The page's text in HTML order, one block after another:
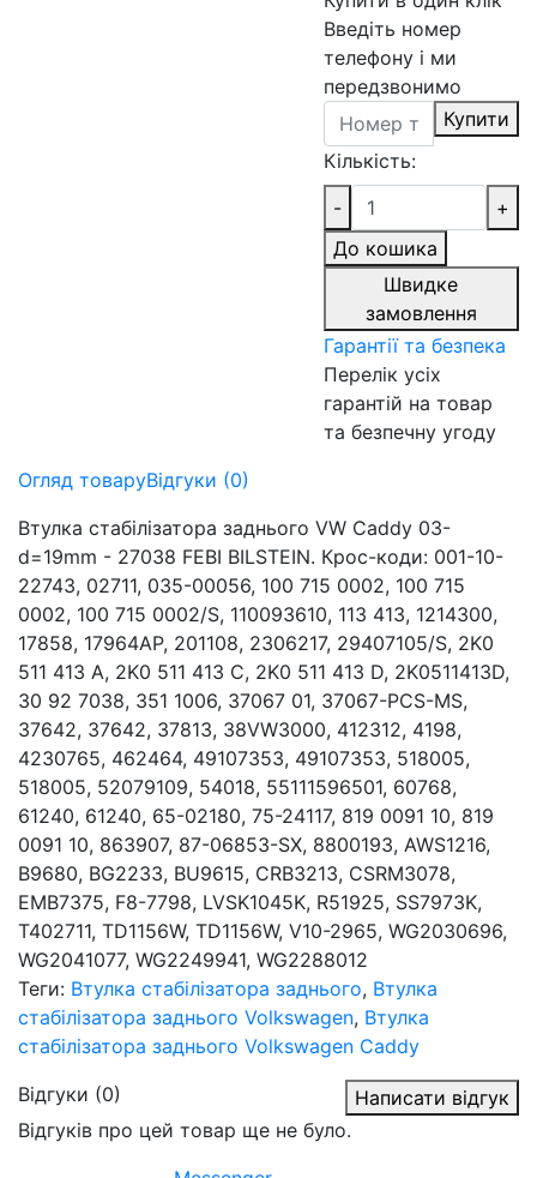
Введіть номер
телефону і ми
передзвонимо
Купити
Кількість:
-
+
До кошика
Швидке
замовлення
Гарантії та безпека
Перелік усіх
гарантій на товар
та безпечну угоду
Огляд товаруВідгуки (0)
Втулка стабілізатора заднього VW Caddy 03-
d=19mm - 27038 FEBI BILSTEIN. Крос-коди: 001-10-
22743, 02711, 035-00056, 100 715 0002, 100 715
0002, 100 715 0002/S, 110093610, 113 413, 1214300,
17858, 17964AP, 201108, 2306217, 29407105/S, 2K0
511 413 A, 2K0 511 413 C, 2K0 511 413 D, 2K0511413D,
30 92 7038, 351 1006, 37067 01, 37067-PCS-MS,
37642, 37642, 37813, 38VW3000, 412312, 4198,
4230765, 462464, 49107353, 49107353, 518005,
518005, 52079109, 54018, 55111596501, 60768,
61240, 61240, 65-02180, 75-24117, 819 0091 10, 819
0091 10, 863907, 87-06853-SX, 8800193, AWS1216,
B9680, BG2233, BU9615, CRB3213, CSRM3078,
EMB7375, F8-7798, LVSK1045K, R51925, SS7973K,
T402711, TD1156W, TD1156W, V10-2965, WG2030696,
WG2041077, WG2249941, WG2288012
Теги: Втулка стабілізатора заднього, Втулка
стабілізатора заднього Volkswagen, Втулка
стабілізатора заднього Volkswagen Caddy
Відгуки (0)
Написати відгук
Відгуків про цей товар ще не було.